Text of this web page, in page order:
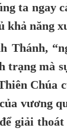
ta ngay
khả năng
Thánh,
trạng mà
Chúa
vương
giải